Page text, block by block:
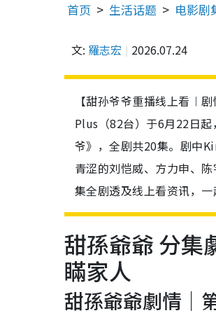
首页 生活话题 电影剧
文: 羅志宏 2026.07.24
【甜孙爷爷重播线上看︱
Plus（82台）于6月22日
爷》，全剧共20集。剧中
青涩的刘恺威、方力申、
集全剧透及线上看资讯，一
甜孫爺爺 分集
瞞家人
甜孫爺爺劇情｜